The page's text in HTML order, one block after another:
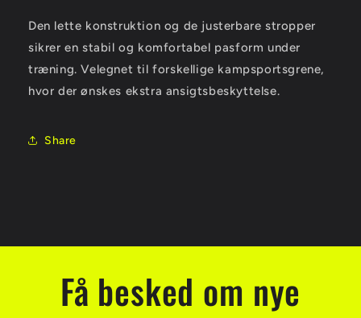
Den lette konstruktion og de justerbare stropper
sikrer en stabil og komfortabel pasform under
træning. Velegnet til forskellige kampsportsgrene,
hvor der ønskes ekstra ansigtsbeskyttelse.
Share
Få besked om nye